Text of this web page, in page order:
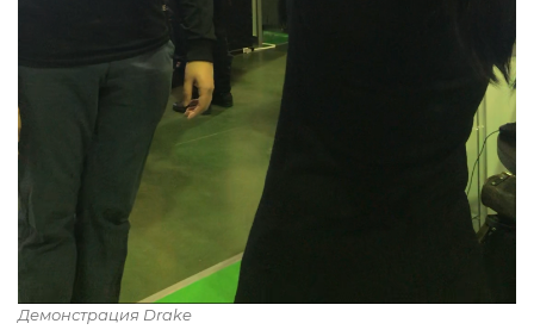
Демонстрация Drake